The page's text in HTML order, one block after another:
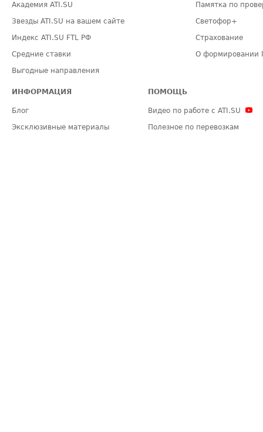
Академия ATI.SU
Звезды ATI.SU на вашем сайте
Индекс ATI.SU FTL РФ
Средние ставки
Выгодные направления
Памятка по
Светофор+
Страхование
О формировании
ИНФОРМАЦИЯ
Блог
Эксклюзивные материалы
ПОМОЩЬ
Видео по работе с ATI.SU
Полезное по перевозкам